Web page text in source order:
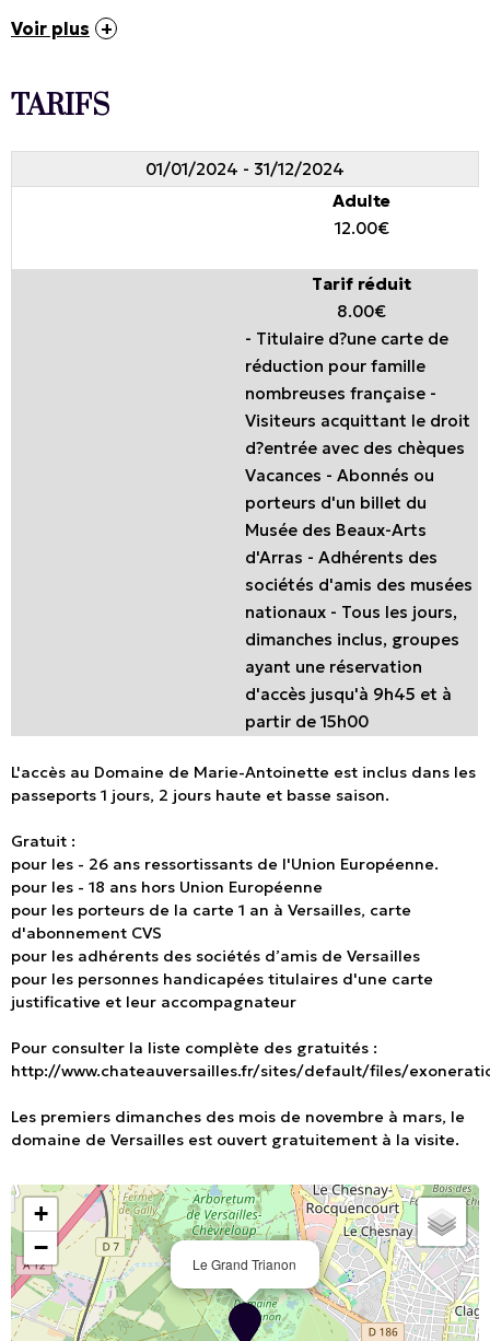
Voir plus
TARIFS
01/01/2024 - 31/12/2024
Adulte
12.00€
Tarif réduit
8.00€
- Titulaire d?une carte de
réduction pour famille
nombreuses française -
Visiteurs acquittant le droit
d?entrée avec des chèques
Vacances - Abonnés ou
porteurs d'un billet du
Musée des Beaux-Arts
d'Arras - Adhérents des
sociétés d'amis des musées
nationaux - Tous les jours,
dimanches inclus, groupes
ayant une réservation
d'accès jusqu'à 9h45 et à
partir de 15h00
L'accès au Domaine de Marie-Antoinette est inclus dans les
passeports 1 jours, 2 jours haute et basse saison.
Gratuit :
pour les - 26 ans ressortissants de l'Union Européenne.
pour les - 18 ans hors Union Européenne
pour les porteurs de la carte 1 an à Versailles, carte
d'abonnement CVS
pour les adhérents des sociétés d’amis de Versailles
pour les personnes handicapées titulaires d'une carte
justificative et leur accompagnateur
Pour consulter la liste complète des gratuités :
http://www.chateauversailles.fr/sites/default/files/
Les premiers dimanches des mois de novembre à mars, le
domaine de Versailles est ouvert gratuitement à la visite.
Le Grand Trianon
+
−